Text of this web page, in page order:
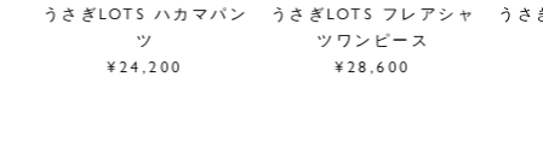
商品番号
05GS083009
うさぎLOTS ハカマパン
ツ
¥24,200
うさぎLOTS フレアシャ
ツワンピース
¥28,600
うさ